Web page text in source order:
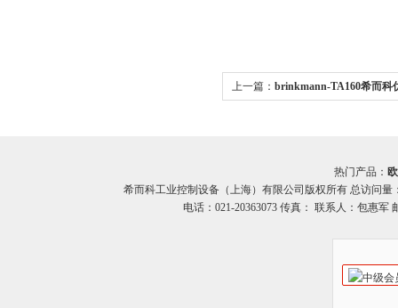
上一篇： brinkmann-TA160希而科
热门产品：
希而科工业控制设备（上海）有限公司版权所有 总访问量
电话：021-20363073 传真： 联系人：包惠军